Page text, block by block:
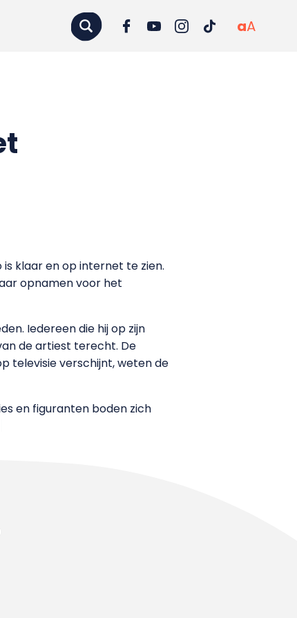
aA
klaar en op internet te zien.
opnamen voor het
Iedereen die hij op zijn
de artiest terecht. De
televisie verschijnt, weten de
en figuranten boden zich